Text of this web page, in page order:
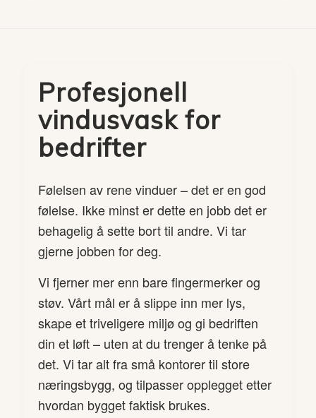
Profesjonell
vindusvask for
bedrifter
Følelsen av rene vinduer – det er en god
følelse. Ikke minst er dette en jobb det er
behagelig å sette bort til andre. Vi tar
gjerne jobben for deg.
Vi fjerner mer enn bare fingermerker og
støv. Vårt mål er å slippe inn mer lys,
skape et triveligere miljø og gi bedriften
din et løft – uten at du trenger å tenke på
det. Vi tar alt fra små kontorer til store
næringsbygg, og tilpasser opplegget etter
hvordan bygget faktisk brukes.